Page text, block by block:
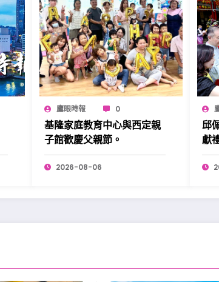
鷹眼時報 0
基隆家庭教育中心與西定親
子館歡慶父親節。
2026-08-06
邱
獻
昌